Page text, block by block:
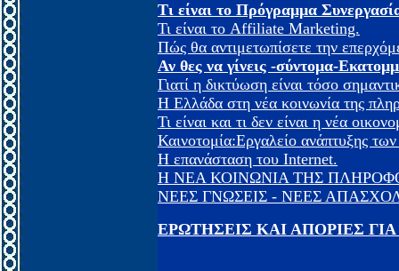
Τι είναι το Πρόγραμμα
Τι είναι το Affiliate Marketing.
Πώς θα αντιμετωπίσετε την
Αν θες να γίνεις -σύντομα-
Γιατί η δικτύωση είναι τόσο
Η Ελλάδα στη νέα κοινωνία της
Τι είναι και τι δεν είναι η νέα
Καινοτομία:Εργαλείο ανάπτυξης
Η επανάσταση του Internet.
Η ΝΕΑ ΚΟΙΝΩΝΙΑ ΤΗΣ
ΝΕΕΣ ΓΝΩΣΕΙΣ - ΝΕΕΣ
ΕΡΩΤΗΣΕΙΣ ΚΑΙ ΑΠΟΡΙΕΣ